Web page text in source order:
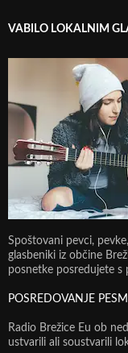
VABILO LOKALNIM
Spoštovani pevci,
glasbeniki iz občine
posnetke posredujete s
POSREDOVANJE PESMI
Radio Brežice Eu ob
ustvarili ali soustvarili